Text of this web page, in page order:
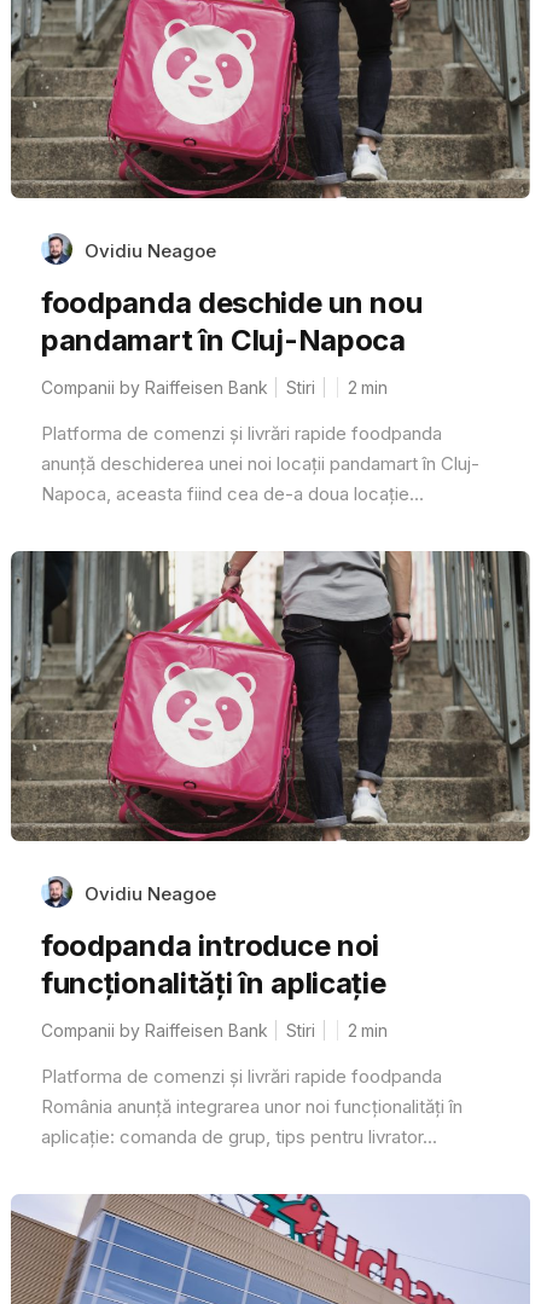
Ovidiu Neagoe
foodpanda deschide un nou
pandamart în Cluj-Napoca
Companii by Raiffeisen Bank Stiri 2 min
Platforma de comenzi și livrări rapide foodpanda
anunță deschiderea unei noi locații pandamart în Cluj-
Napoca, aceasta fiind cea de-a doua locație...
Ovidiu Neagoe
foodpanda introduce noi
funcționalități în aplicație
Companii by Raiffeisen Bank Stiri 2 min
Platforma de comenzi și livrări rapide foodpanda
România anunță integrarea unor noi funcționalități în
aplicație: comanda de grup, tips pentru livrator...